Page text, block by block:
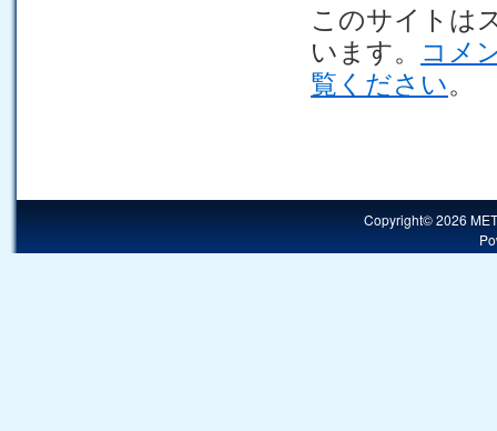
このサイトは
います。 コメ
覧ください。
Copyright© 2026